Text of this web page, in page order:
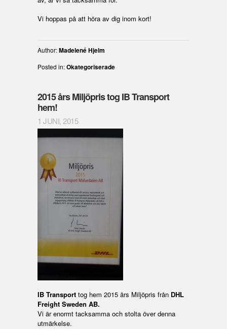
Vi hoppas på att höra av dig inom kort!
Author:Madelené Hjelm
Posted in:Okategoriserade
2015 års Miljöpris tog IB Transport
hem!
1 JUNI, 2015
IB Transport tog hem 2015 års Miljöpris från DHL
Freight Sweden AB.
Vi är enormt tacksamma och stolta över denna
utmärkelse.